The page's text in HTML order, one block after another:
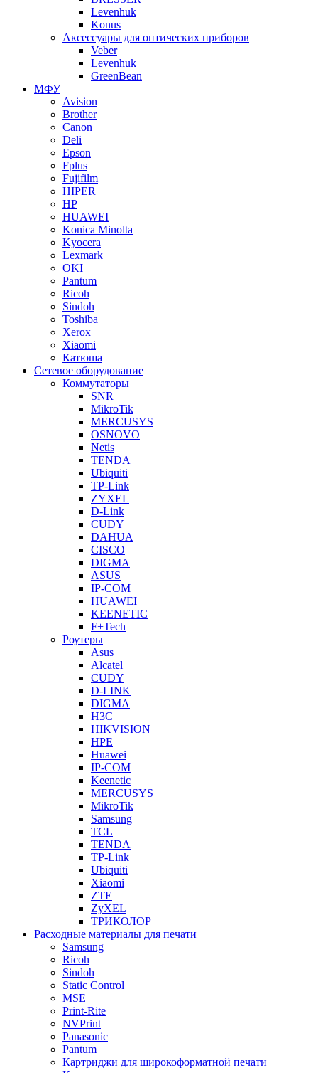
Levenhuk
Konus
Аксессуары для оптических приборов
Veber
Levenhuk
GreenBean
МФУ
Avision
Brother
Canon
Deli
Epson
Fplus
Fujifilm
HIPER
HP
HUAWEI
Konica Minolta
Kyocera
Lexmark
OKI
Pantum
Ricoh
Sindoh
Toshiba
Xerox
Xiaomi
Катюша
Сетевое оборудование
Коммутаторы
SNR
MikroTik
MERCUSYS
OSNOVO
Netis
TENDA
Ubiquiti
TP-Link
ZYXEL
D-Link
CUDY
DAHUA
CISCO
DIGMA
ASUS
IP-COM
HUAWEI
KEENETIC
F+Tech
Роутеры
Asus
Alcatel
CUDY
D-LINK
DIGMA
H3C
HIKVISION
HPE
Huawei
IP-COM
Keenetic
MERCUSYS
MikroTik
Samsung
TCL
TENDA
TP-Link
Ubiquiti
Xiaomi
ZTE
ZyXEL
ТРИКОЛОР
Расходные материалы для печати
Samsung
Ricoh
Sindoh
Static Control
MSE
Print-Rite
NVPrint
Panasonic
Pantum
Картриджи для широкоформатной печати